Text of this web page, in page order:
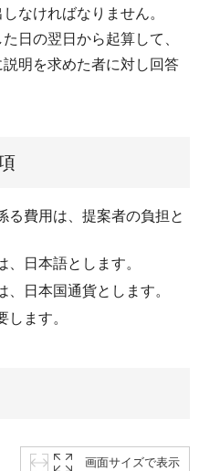
なければなりません。
日の翌日から起算して、
明を求めた者に対し回答
る費用は、提案者の負担と
日本語とします。
日本国通貨とします。
ます。
画面サイズで表示